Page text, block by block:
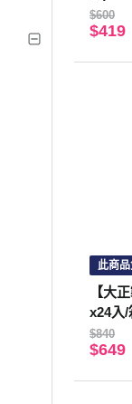
$600
$419
此商
【大
x24入/
$840
$649